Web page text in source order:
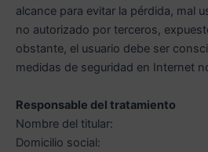
alcance para evitar la pérdida, mal
no autorizado por terceros,
obstante, el usuario debe ser
medidas de seguridad en Internet
Responsable del tratamiento
Nombre del titular:
Domicilio social: